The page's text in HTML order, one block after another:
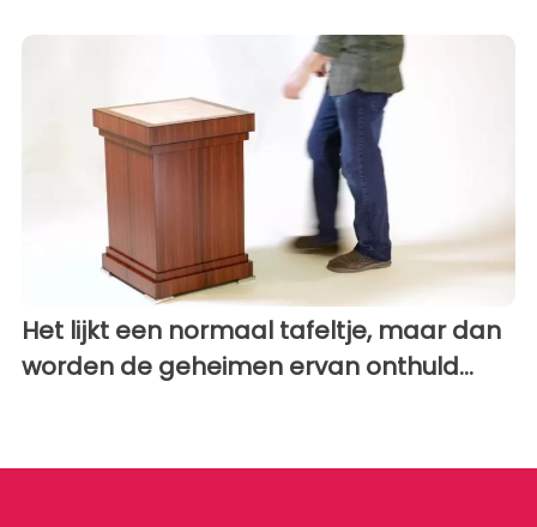
Het lijkt een normaal tafeltje, maar dan
worden de geheimen ervan onthuld...